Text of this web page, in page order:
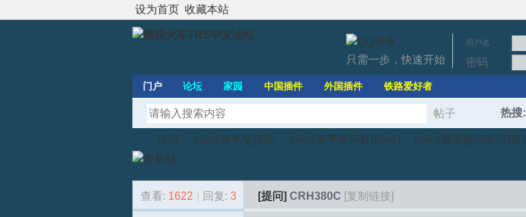
设为首页 收藏本站
用户名
密码
只需一步，快速开始
门户 论坛 家园 中国插件 外国插件 铁路爱好者
帖子
搜
热搜:
模»
论坛
›
trainz技术交流区
›
trainz新手提问处(New) trainz新手提问处(旧版)
查看: 1622 回复: 3 [提问] CRH380C [复制链接]